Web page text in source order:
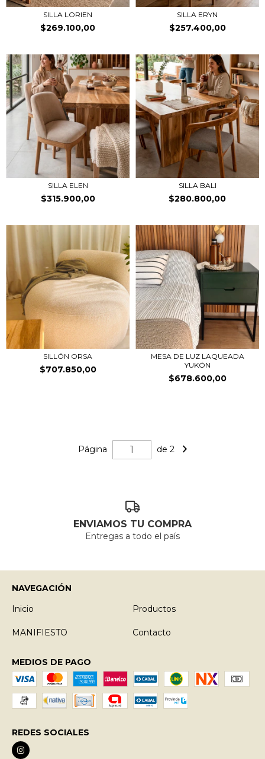
SILLA LORIEN
$269.100,00
SILLA ERYN
$257.400,00
SILLA ELEN
$315.900,00
SILLA BALI
$280.800,00
SILLÓN ORSA
$707.850,00
MESA DE LUZ LAQUEADA
YUKÓN
$678.600,00
Página de 2
ENVIAMOS TU COMPRA
Entregas a todo el país
NAVEGACIÓN
Inicio
Productos
MANIFIESTO Contacto
MEDIOS DE PAGO
REDES SOCIALES